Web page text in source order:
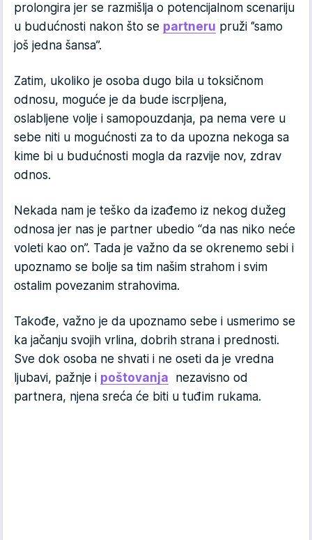
prolongira jer se razmišlja o potencijalnom scenariju
u budućnosti nakon što se partneru pruži ‘’samo
još jedna šansa’’.
Zatim, ukoliko je osoba dugo bila u toksičnom
odnosu, moguće je da bude iscrpljena,
oslabljene volje i samopouzdanja, pa nema vere u
sebe niti u mogućnosti za to da upozna nekoga sa
kime bi u budućnosti mogla da razvije nov, zdrav
odnos.
Nekada nam je teško da izađemo iz nekog dužeg
odnosa jer nas je partner ubedio “da nas niko neće
voleti kao on’’. Tada je važno da se okrenemo sebi i
upoznamo se bolje sa tim našim strahom i svim
ostalim povezanim strahovima.
Takođe, važno je da upoznamo sebe i usmerimo se
ka jačanju svojih vrlina, dobrih strana i prednosti.
Sve dok osoba ne shvati i ne oseti da je vredna
ljubavi, pažnje i poštovanja nezavisno od
partnera, njena sreća će biti u tuđim rukama.